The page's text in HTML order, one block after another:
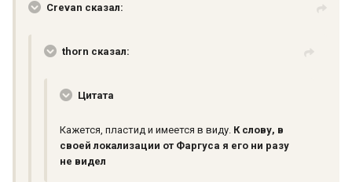
Crevan сказал:
thorn сказал:
Цитата
Кажется, пластид и имеется в виду. К слову, в
своей локализации от Фаргуса я его ни разу
не видел